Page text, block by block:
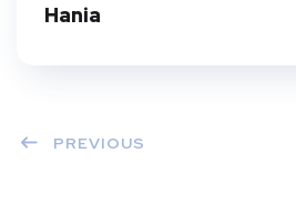
Hania
PREVIOUS